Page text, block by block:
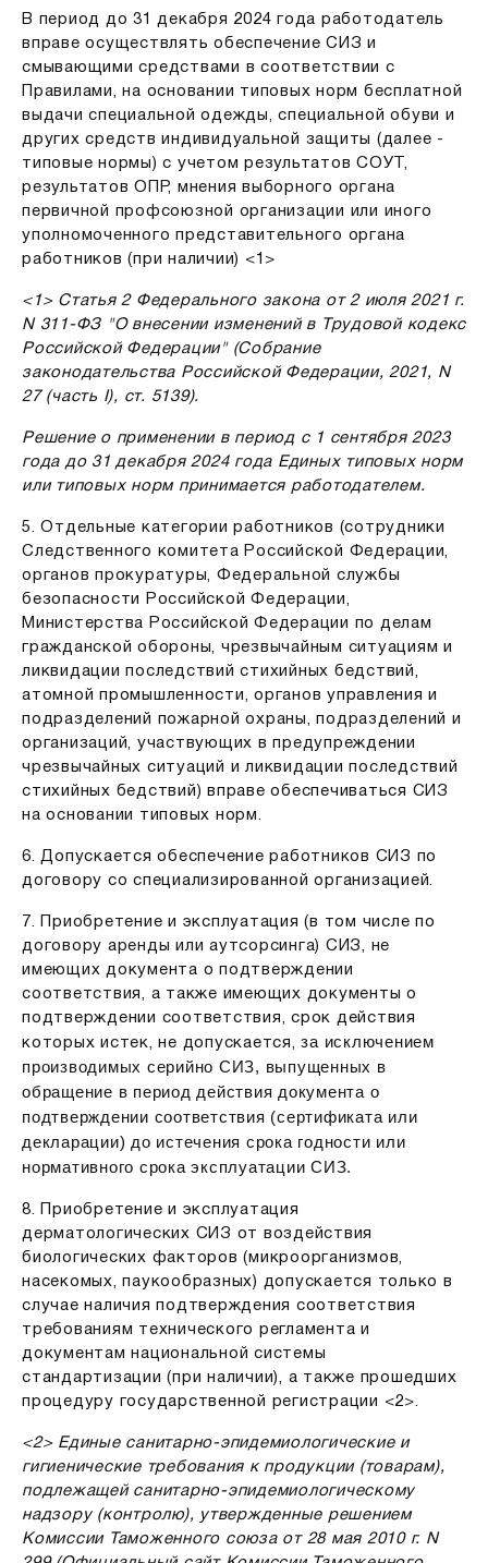
В период до 31 декабря 2024 года работодатель
вправе осуществлять обеспечение СИЗ и
смывающими средствами в соответствии с
Правилами, на основании типовых норм бесплатной
выдачи специальной одежды, специальной обуви и
других средств индивидуальной защиты (далее -
типовые нормы) с учетом результатов СОУТ,
результатов ОПР, мнения выборного органа
первичной профсоюзной организации или иного
уполномоченного представительного органа
работников (при наличии) <1>
<1> Статья 2 Федерального закона от 2 июля 2021 г.
N 311-ФЗ "О внесении изменений в Трудовой кодекс
Российской Федерации" (Собрание
законодательства Российской Федерации, 2021, N
27 (часть I), ст. 5139).
Решение о применении в период с 1 сентября 2023
года до 31 декабря 2024 года Единых типовых норм
или типовых норм принимается работодателем.
5. Отдельные категории работников (сотрудники
Следственного комитета Российской Федерации,
органов прокуратуры, Федеральной службы
безопасности Российской Федерации,
Министерства Российской Федерации по делам
гражданской обороны, чрезвычайным ситуациям и
ликвидации последствий стихийных бедствий,
атомной промышленности, органов управления и
подразделений пожарной охраны, подразделений и
организаций, участвующих в предупреждении
чрезвычайных ситуаций и ликвидации последствий
стихийных бедствий) вправе обеспечиваться СИЗ
на основании типовых норм.
6. Допускается обеспечение работников СИЗ по
договору со специализированной организацией.
7. Приобретение и эксплуатация (в том числе по
договору аренды или аутсорсинга) СИЗ, не
имеющих документа о подтверждении
соответствия, а также имеющих документы о
подтверждении соответствия, срок действия
которых истек, не допускается,за исключением
производимых серийно СИЗ, выпущенных в
обращение в период действия документа о
подтверждении соответствия (сертификата или
декларации) до истечения срока годности или
нормативного срока эксплуатации СИЗ.
8. Приобретение и эксплуатация
дерматологических СИЗ от воздействия
биологических факторов (микроорганизмов,
насекомых, паукообразных) допускается только в
случае наличия подтверждения соответствия
требованиям технического регламента и
документам национальной системы
стандартизации (при наличии), а также прошедших
процедуру государственной регистрации <2>.
<2> Единые санитарно-эпидемиологические и
гигиенические требования к продукции (товарам),
подлежащей санитарно-эпидемиологическому
надзору (контролю), утвержденные решением
Комиссии Таможенного союза от 28 мая 2010 г. N